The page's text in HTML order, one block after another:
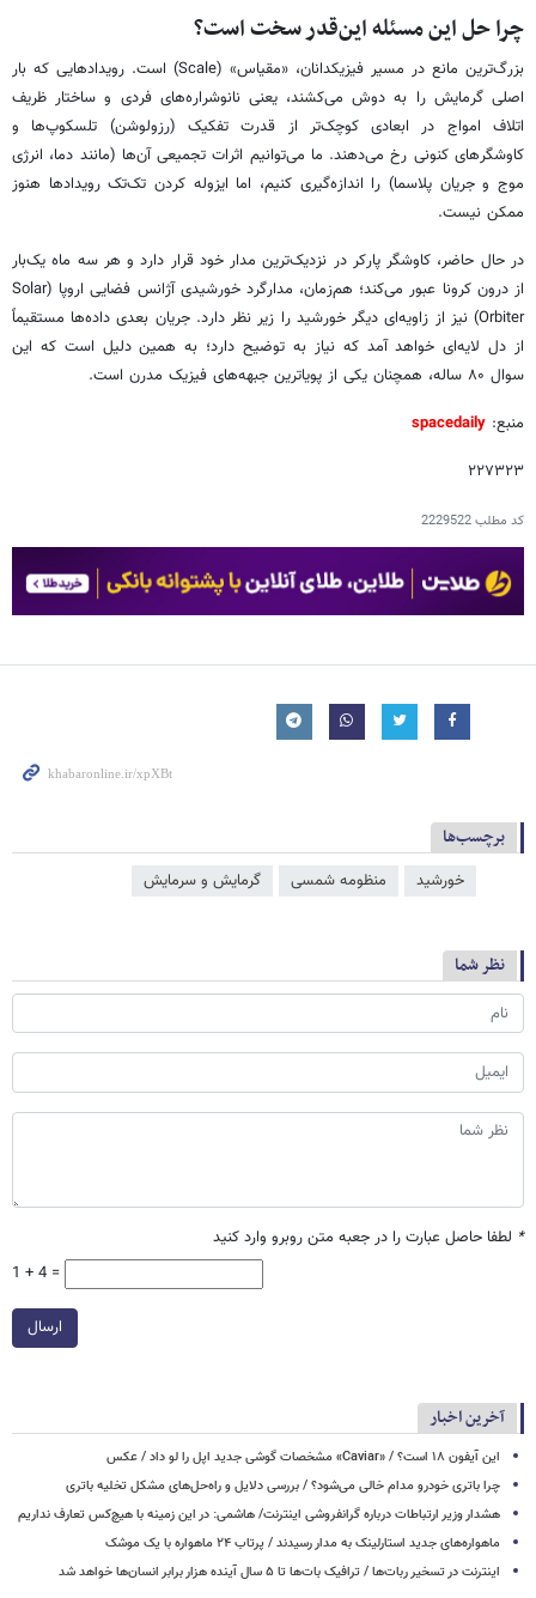
چرا حل این مسئله این‌قدر سخت است؟
بزرگ‌ترین مانع در مسیر فیزیکدانان، «مقیاس» (Scale) است. رویدادهایی که بار
اصلی گرمایش را به دوش می‌کشند، یعنی نانوشراره‌های فردی و ساختار ظریف
اتلاف امواج در ابعادی کوچک‌تر از قدرت تفکیک (رزولوشن) تلسکوپ‌ها و
کاوشگرهای کنونی رخ می‌دهند. ما می‌توانیم اثرات تجمیعی آن‌ها (مانند دما، انرژی
موج و جریان پلاسما) را اندازه‌گیری کنیم، اما ایزوله کردن تک‌تک رویدادها هنوز
ممکن نیست.
در حال حاضر، کاوشگر پارکر در نزدیک‌ترین مدار خود قرار دارد و هر سه ماه یک‌بار
از درون کرونا عبور می‌کند؛ هم‌زمان، مدارگرد خورشیدی آژانس فضایی اروپا (Solar
Orbiter) نیز از زاویه‌ای دیگر خورشید را زیر نظر دارد. جریان بعدی داده‌ها مستقیماً
از دل لایه‌ای خواهد آمد که نیاز به توضیح دارد؛ به همین دلیل است که این
سوال ۸۰ ساله، همچنان یکی از پویاترین جبهه‌های فیزیک مدرن است.
منبع: spacedaily
۲۲۷۳۲۳
کد مطلب2229522
برچسب‌ها
خورشید منظومه شمسی گرمایش و سرمایش
نظر شما
* لطفا حاصل عبارت را در جعبه متن روبرو وارد کنید
1 + 4 =
ارسال
آخرین اخبار
این آیفون ۱۸ است؟ / «Caviar» مشخصات گوشی جدید اپل را لو داد / عکس
چرا باتری خودرو مدام خالی می‌شود؟ / بررسی دلایل و راه‌حل‌های مشکل تخلیه باتری
هشدار وزیر ارتباطات درباره گرانفروشی اینترنت/ هاشمی: در این زمینه با هیچ‌کس تعارف نداریم
ماهواره‌های جدید استارلینک به مدار رسیدند / پرتاب ۲۴ ماهواره با یک موشک
اینترنت در تسخیر ربات‌ها / ترافیک بات‌ها تا ۵ سال آینده هزار برابر انسان‌ها خواهد شد